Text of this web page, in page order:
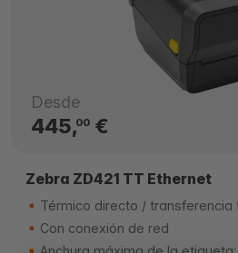
Desde
445,00€
Zebra ZD421 TT Ethernet
Térmico directo / transferencia
Con conexión de red